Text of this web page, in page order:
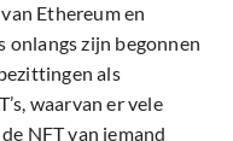
Ethereum en
zijn begonnen
als
waarvan er vele
NFT van iemand